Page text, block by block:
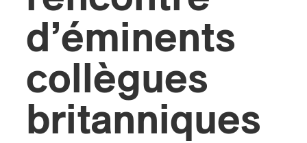
d’éminents
collègues
britanniques